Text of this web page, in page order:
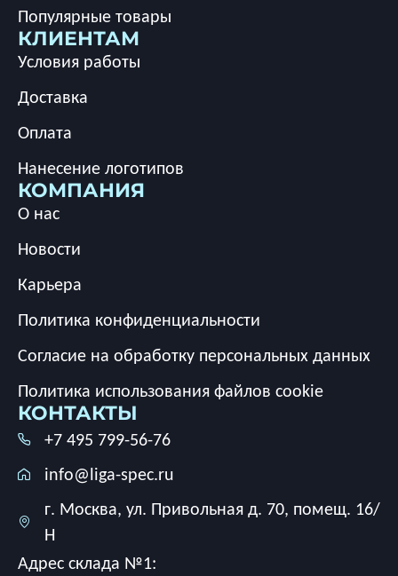
Популярные товары
КЛИЕНТАМ
Условия работы
Доставка
Оплата
Нанесение логотипов
КОМПАНИЯ
О нас
Новости
Карьера
Политика конфиденциальности
Согласие на обработку персональных данных
Политика использования файлов cookie
КОНТАКТЫ
+7 495 799-56-76
info@liga-spec.ru
г. Москва, ул. Привольная д. 70, помещ. 16/
Н
Адрес склада №1: